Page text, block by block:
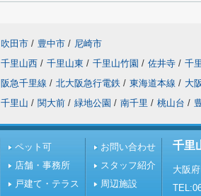
吹田市 / 豊中市 / 尼崎市
千里山西 / 千里山東 / 千里山竹園 / 佐井寺 / 千
阪急千里線 / 北大阪急行電鉄 / 東海道本線 / 大
千里山 / 関大前 / 緑地公園 / 南千里 / 桃山台 /
ペット可
店舗・事務所
戸建て・テラス
お問い合わせ
スタッフ紹介
周辺施設
千里
大阪